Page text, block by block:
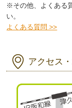
※その他、よくある
い。
よくある質問 >>
アクセス